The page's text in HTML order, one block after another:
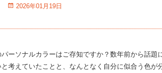
2026年01月19日
ーソナルカラーはご存知ですか？数年前から話題
考えていたことと、なんとなく自分に似合う色が